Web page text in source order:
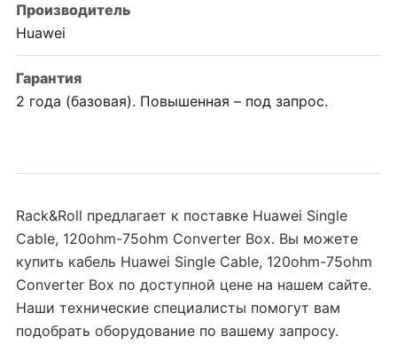
Производитель
Huawei
Гарантия
2 года (базовая). Повышенная – под запрос.
Rack&Roll предлагает к поставке Huawei Single
Cable, 120ohm-75ohm Converter Box. Вы можете
купить кабель Huawei Single Cable, 120ohm-75ohm
Converter Box по доступной цене на нашем сайте.
Наши технические специалисты помогут вам
подобрать оборудование по вашему запросу.